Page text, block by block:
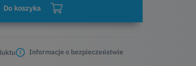
Do koszyka
Informacje o bezpieczeństwie